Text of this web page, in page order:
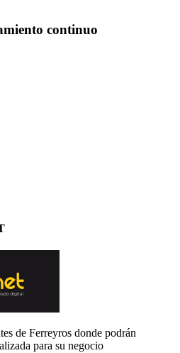
continuo
de Ferreyros donde podrán
para su negocio